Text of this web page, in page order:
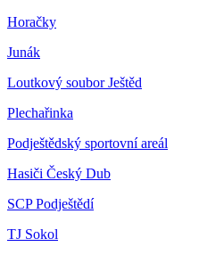
Horačky
Junák
Loutkový soubor Ještěd
Plechařinka
Podještědský sportovní areál
Hasiči Český Dub
SCP Podještědí
TJ Sokol